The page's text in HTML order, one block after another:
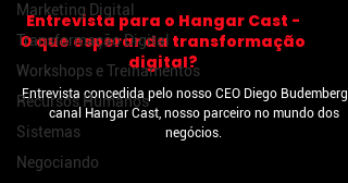
Marketing Digital
Transformação Digital
Workshops e Treinamentos
Recursos Humanos
Sistemas
Negociando
Entrevista para o Hangar Cast -
O que esperar da transformação
digital?
Entrevista concedida pelo nosso CEO Diego Budemberg
canal Hangar Cast, nosso parceiro no mundo dos
negócios.